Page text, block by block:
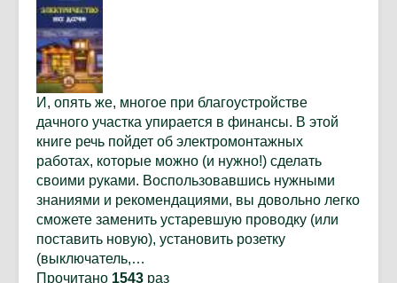
И, опять же, многое при благоустройстве
дачного участка упирается в финансы. В этой
книге речь пойдет об электромонтажных
работах, которые можно (и нужно!) сделать
своими руками. Воспользовавшись нужными
знаниями и рекомендациями, вы довольно легко
сможете заменить устаревшую проводку (или
поставить новую), установить розетку
(выключатель,…
Прочитано 1543 раз